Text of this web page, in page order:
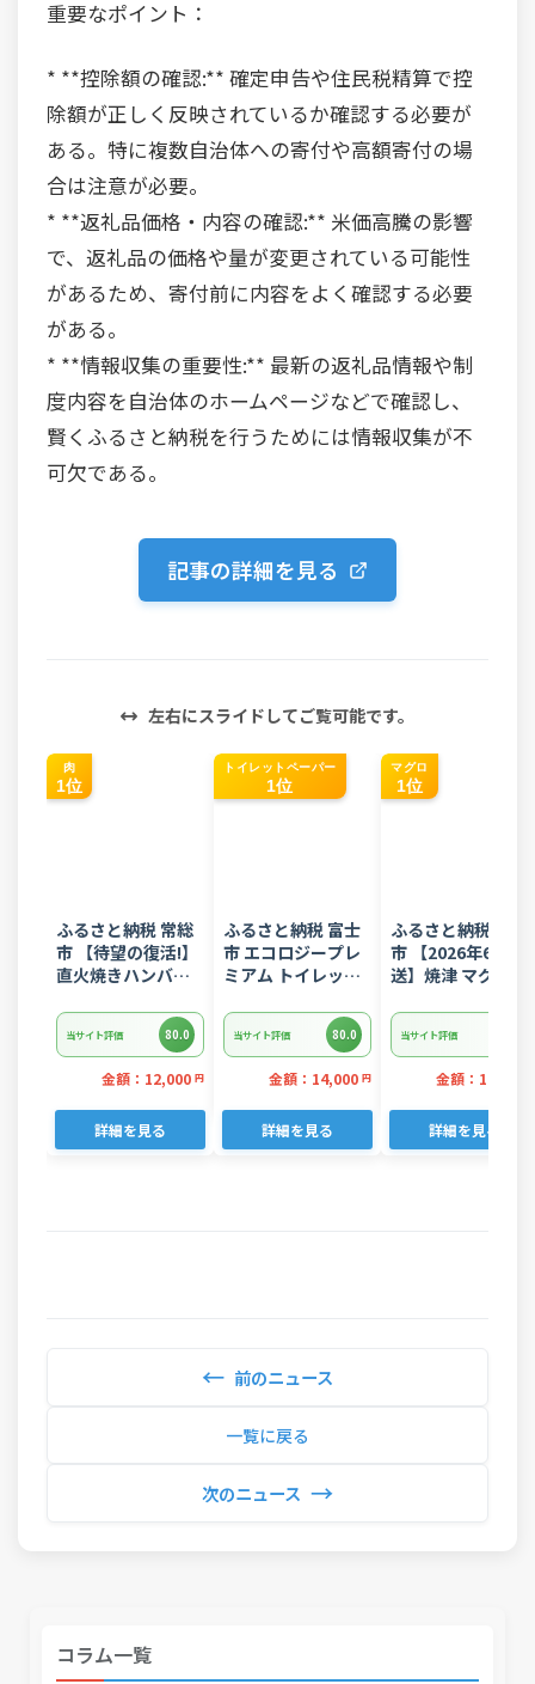
重要なポイント：
* **控除額の確認:** 確定申告や住民税精算で控
除額が正しく反映されているか確認する必要が
ある。特に複数自治体への寄付や高額寄付の場
合は注意が必要。
* **返礼品価格・内容の確認:** 米価高騰の影響
で、返礼品の価格や量が変更されている可能性
があるため、寄付前に内容をよく確認する必要
がある。
* **情報収集の重要性:** 最新の返礼品情報や制
度内容を自治体のホームページなどで確認し、
賢くふるさと納税を行うためには情報収集が不
可欠である。
記事の詳細を見る
左右にスライドしてご覧可能です。
肉
1位
ふるさと納税 常総
市 【待望の復活!】
直火焼きハンバー
ス 3kg 22個入り
当サイト評価 80.0
金額：12,000 円
詳細を見る
トイレットペーパー
1位
ふるさと納税 富士
市 エコロジープレ
ミアム トイレット
ロール 日用品 人気
当サイト評価 80.0
金額：14,000 円
詳細を見る
マグロ
1位
ふるさと納税 焼津
市 【2026年6月発
送】焼津 マグロ ネ
ぎとろ(a10-
875202606)
当サイト評価
金額：11,000
詳細を見る
← 前のニュース
一覧に戻る
次のニュース →
コラム一覧